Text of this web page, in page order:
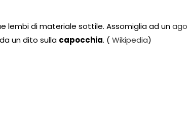
lembi di materiale sottile. Assomiglia ad unago
un dito sulla capocchia. (Wikipedia)